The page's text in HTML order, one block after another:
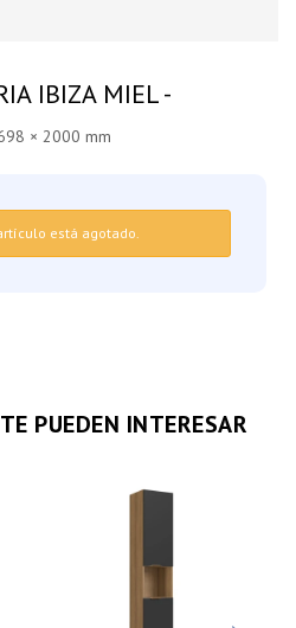
IBIZA MIEL -
× 2000 mm
está agotado.
PUEDEN INTERESAR